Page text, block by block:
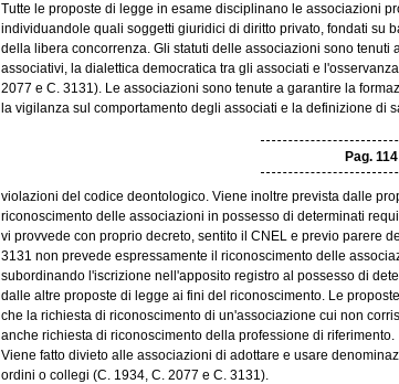
Tutte le proposte di legge in esame disciplinano le associazioni
individuandole quali soggetti giuridici di diritto privato, fondati su
della libera concorrenza. Gli statuti delle associazioni sono tenuti
associativi, la dialettica democratica tra gli associati e
2077 e C. 3131). Le associazioni sono tenute a garantire la
la vigilanza sul comportamento degli associati e la definizione di
Pag. 114
violazioni del codice deontologico. Viene inoltre prevista dalle
riconoscimento delle associazioni in possesso di determinati
vi provvede con proprio decreto, sentito il CNEL e previo parere
3131 non prevede espressamente il riconoscimento delle
subordinando l'iscrizione nell'apposito registro al possesso di
dalle altre proposte di legge ai fini del riconoscimento. Le
che la richiesta di riconoscimento di un'associazione cui non
anche richiesta di riconoscimento della professione di riferimento.
Viene fatto divieto alle associazioni di adottare e usare
ordini o collegi (C. 1934, C. 2077 e C. 3131).